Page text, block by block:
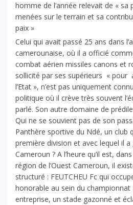
homme de l’année relevait de « sa
menées sur le terrain et sa
paix »
Celui qui avait passé 25 ans dans
camerounaise, où il a officié
combat aérien missiles canons et
sollicité par ses supérieurs « pour
l’Etat », n’est pas uniquement
politique où il crève très souvent
parlé. Son autre domaine de
Qui ne se souvient pas de son
Panthère sportive du Ndé, un club
première division et avec lequel il
Cameroun ? A l’heure qu’il est,
région de l’Ouest Cameroun, il
structuré : FEUTCHEU Fc qui
honorable au sein du championnat
entreprise, un stade gazonné et